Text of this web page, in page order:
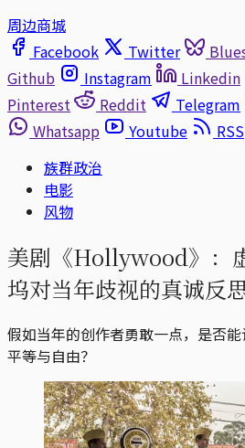
周边商城
Facebook
Twitter
Github
Instagram Linkedin
Pinterest
Reddit Telegram
Whatsapp
Youtube
RSS
族群政治
电影
风物
美剧《Hollywood》：
坞对当年歧视的真诚反
假如当年的创作者勇敢一点，是否
平等与自由？